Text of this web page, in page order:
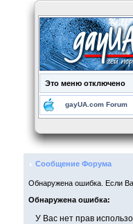
Это меню отключено
gayUA.com Forum
Сообщение Форума
Обнаружена ошибка. Если
Обнаружена ошибка:
У Вас нет прав